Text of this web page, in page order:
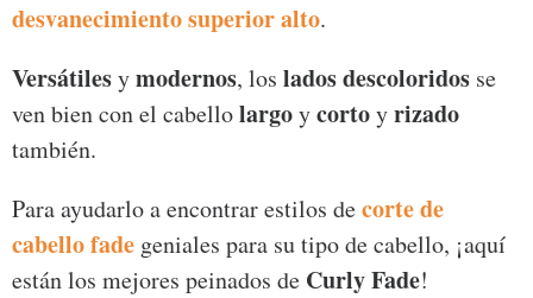
desvanecimiento superior alto.
Versátilesymodernos, los lados descoloridos se
ven bien con el cabellolargoycortoyrizado
también.
Para ayudarlo a encontrar estilos decorte de
cabello fade geniales para su tipo de cabello, ¡aquí
están los mejores peinados de Curly Fade!